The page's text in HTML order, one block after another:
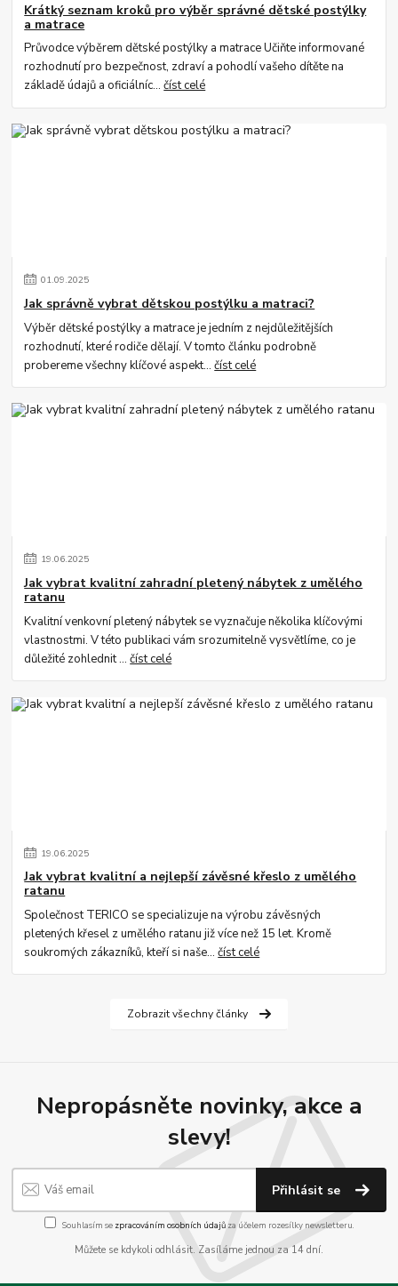
Krátký seznam kroků pro výběr správné dětské postýlky
a matrace
Průvodce výběrem dětské postýlky a matrace Učiňte informované
rozhodnutí pro bezpečnost, zdraví a pohodlí vašeho dítěte na
základě údajů a oficiálníc...číst celé
01.09.2025
Jak správně vybrat dětskou postýlku a matraci?
Výběr dětské postýlky a matrace je jedním z nejdůležitějších
rozhodnutí, které rodiče dělají. V tomto článku podrobně
probereme všechny klíčové aspekt...číst celé
19.06.2025
Jak vybrat kvalitní zahradní pletený nábytek z umělého
ratanu
Kvalitní venkovní pletený nábytek se vyznačuje několika klíčovými
vlastnostmi. V této publikaci vám srozumitelně vysvětlíme, co je
důležité zohlednit ...číst celé
19.06.2025
Jak vybrat kvalitní a nejlepší závěsné křeslo z umělého
ratanu
Společnost TERICO se specializuje na výrobu závěsných
pletených křesel z umělého ratanu již více než 15 let. Kromě
soukromých zákazníků, kteří si naše...číst celé
Zobrazit všechny články
Nepropásněte novinky, akce a
slevy!
Přihlásit se
Souhlasím se zpracováním osobních údajůza účelem rozesílky newsletteru.
Můžete se kdykoli odhlásit. Zasíláme jednou za 14 dní.